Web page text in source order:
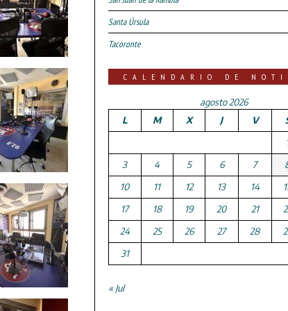
Santa Úrsula
Tacoronte
CALENDARIO DE
agosto 2026
L
M X J V
3
4 5 6 7
10
11 12 13 14
17
18 19 20 21
24
25 26 27 28
31
« Jul